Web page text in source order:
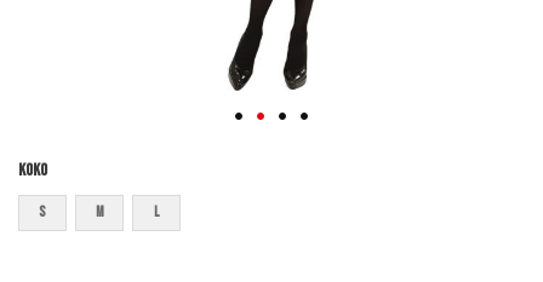
Koko
S M L